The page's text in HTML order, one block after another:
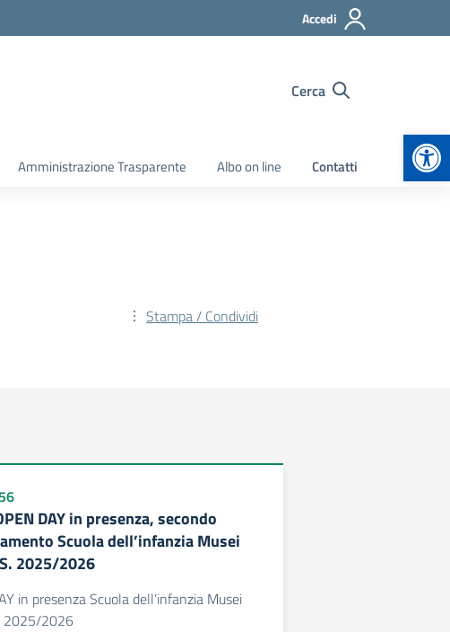
Accedi
Cerca
Amministrazione Trasparente Albo on line Contatti
Stampa / Condividi
DAY in presenza, secondo
Scuola dell’infanzia Musei
2025/2026
in presenza Scuola dell’infanzia Musei
2025/2026